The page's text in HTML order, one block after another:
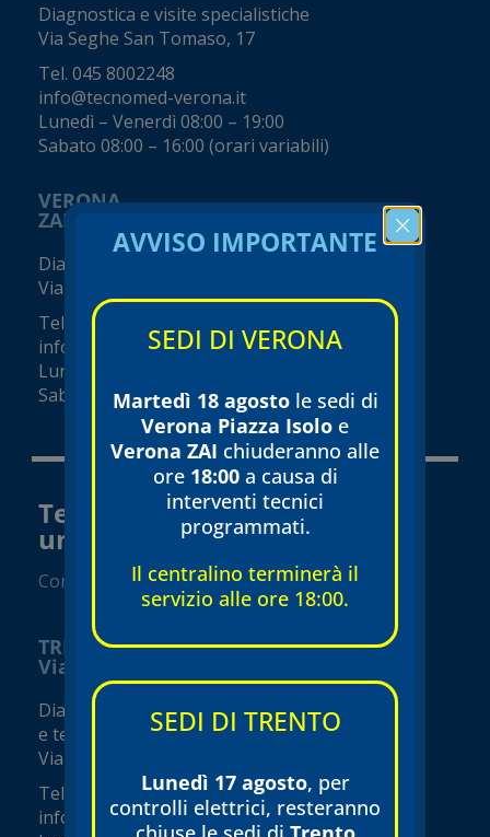
Diagnostica e visite specialistiche
Via Seghe San Tomaso, 17
Tel. 045 8002248
info@tecnomed-verona.it
Lunedì – Venerdì 08:00 – 19:00
Sabato 08:00 – 16:00 (orari variabili)
VERONA
ZAI - Viale del Commercio
Diagnostica e visite specialistiche
Viale del Commercio, 14 (Zai)
Tel.
045 8002248
info@tecnomed-verona.it
Lunedì – Venerdì 08:00 – 19:00
Sabato 08:00 – 18:00 (orari variabili)
Tecnomed Trento Srl a socio
unico
Convenzionato SSN
TRENTO
Via Borsellino
Diagnostica e visite specialistiche
e terapie fisiche
Via Borsellino, 3
Tel.
0461 230005
info@tecnomed-trento.it
AVVISO IMPORTANTE
SEDI DI VERONA
Martedì 18 agostole sedi di
Verona Piazza Isolo e
Verona ZAI chiuderanno alle
ore 18:00a causa di
interventi tecnici
programmati.
Il centralino terminerà il
servizio alle ore 18:00.
SEDI DI TRENTO
Lunedì 17 agosto, per
controlli elettrici, resteranno